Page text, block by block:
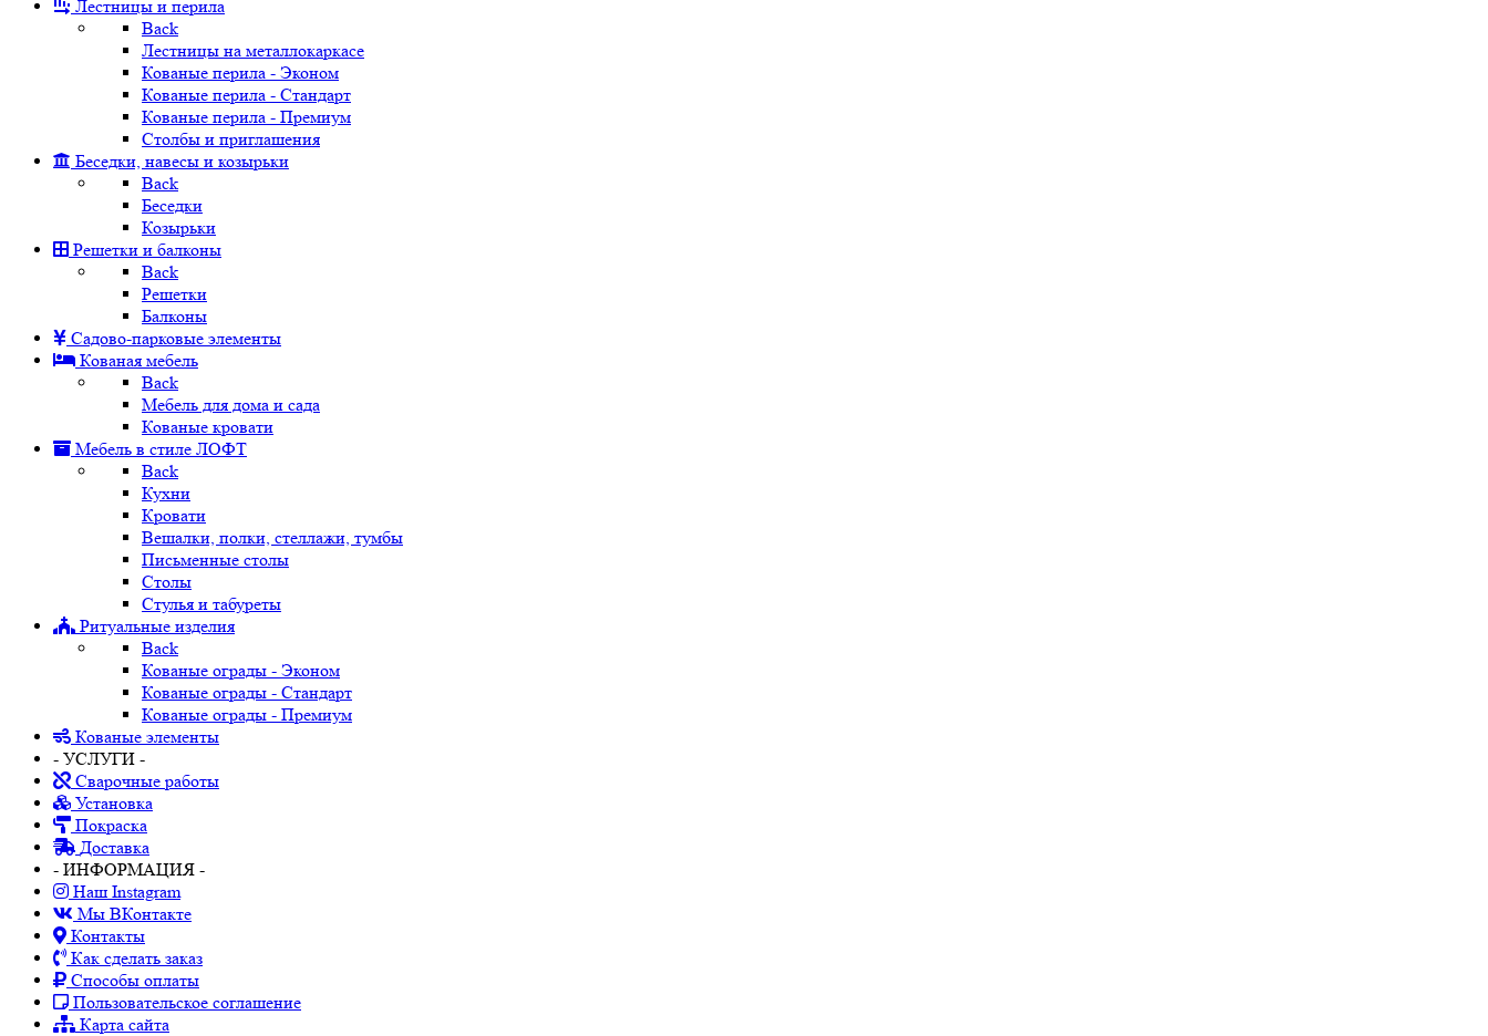
Лестницы и перила
Back
Лестницы на металлокаркасе
Кованые перила - Эконом
Кованые перила - Стандарт
Кованые перила - Премиум
Столбы и приглашения
Беседки, навесы и козырьки
Back
Беседки
Козырьки
Решетки и балконы
Back
Решетки
Балконы
Садово-парковые элементы
Кованая мебель
Back
Мебель для дома и сада
Кованые кровати
Мебель в стиле ЛОФТ
Back
Кухни
Кровати
Вешалки, полки, стеллажи, тумбы
Письменные столы
Столы
Стулья и табуреты
Ритуальные изделия
Back
Кованые ограды - Эконом
Кованые ограды - Стандарт
Кованые ограды - Премиум
Кованые элементы
- УСЛУГИ -
Сварочные работы
Установка
Покраска
Доставка
- ИНФОРМАЦИЯ -
Наш Instagram
Мы ВКонтакте
Контакты
Как сделать заказ
Способы оплаты
Пользовательское соглашение
Карта сайта